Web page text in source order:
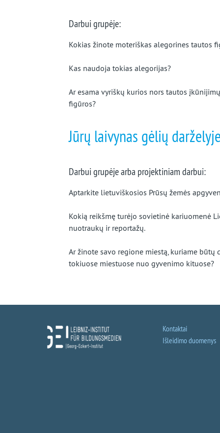
Darbui grupėje:
Kokias žinote moteriškas alegorines tautos
Kas naudoja tokias alegorijas?
Ar esama vyriškų kurios nors tautos
figūros?
Jūrų laivynas gėlių
Darbui grupėje arba projektiniam darbui:
Aptarkite lietuviškosios Prūsų žemės
Kokią reikšmę turėjo sovietinė kariuomenė
nuotraukų ir reportažų.
Ar žinote savo regione miestą, kuriame
tokiuose miestuose nuo gyvenimo kituose?
Kontaktai
Išleidimo duomenys